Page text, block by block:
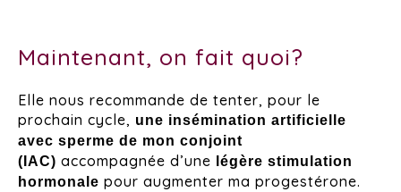
Maintenant, on fait quoi?
Elle nous recommande de tenter, pour le
prochain cycle, une insémination artificielle
avec sperme de mon conjoint
(IAC) accompagnée d’une
légère stimulation
hormonale pour augmenter ma progestérone.